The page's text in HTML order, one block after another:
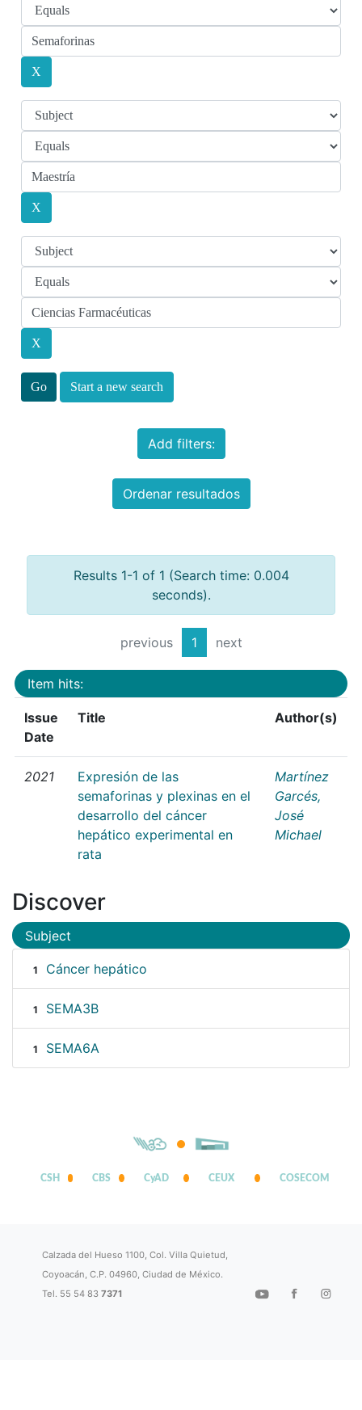
Start a new search
Add filters:
Ordenar resultados
Results 1-1 of 1 (Search time: 0.004
seconds).
previous 1 next
Item hits:
Issue
Date
Title Author(s)
2021
Expresión de las
semaforinas y plexinas en el
desarrollo del cáncer
hepático experimental en
rata
Martínez
Garcés,
José
Michael
Discover
Subject
1 Cáncer hepático
1 SEMA3B
1 SEMA6A
CSH CBS CyAD CEUX COSECOM
Calzada del Hueso 1100, Col. Villa Quietud,
Coyoacán, C.P. 04960, Ciudad de México.
Tel. 55 54 837371